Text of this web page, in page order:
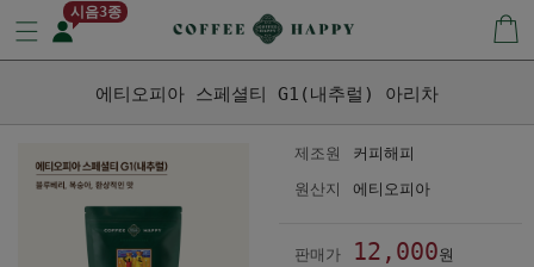
시음3종
에티오피아 스페셜티 G1(내추럴) 아리차
제조원
커피해피
원산지
에티오피아
판매가 12,000원